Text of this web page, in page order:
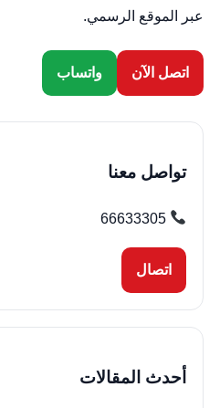
عبر
الموقع الرسمي.
اتصل الآن واتساب
تواصل معنا
66633305
اتصال
أحدث المقالات